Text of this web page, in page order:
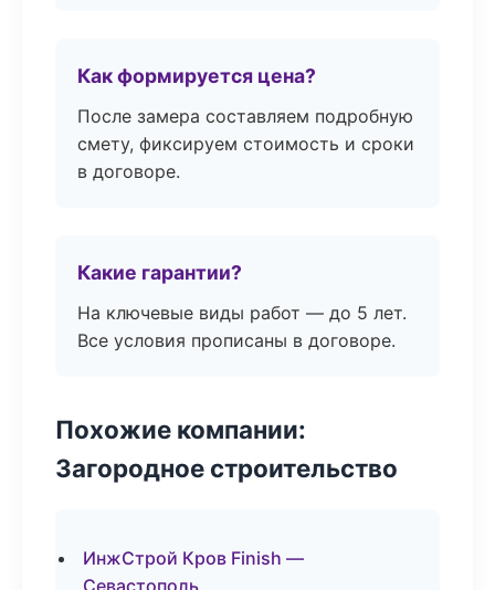
Как формируется цена?
После замера составляем подробную
смету, фиксируем стоимость и сроки
в договоре.
Какие гарантии?
На ключевые виды работ — до 5 лет.
Все условия прописаны в договоре.
Похожие компании:
Загородное строительство
ИнжСтрой Кров Finish —
Севастополь